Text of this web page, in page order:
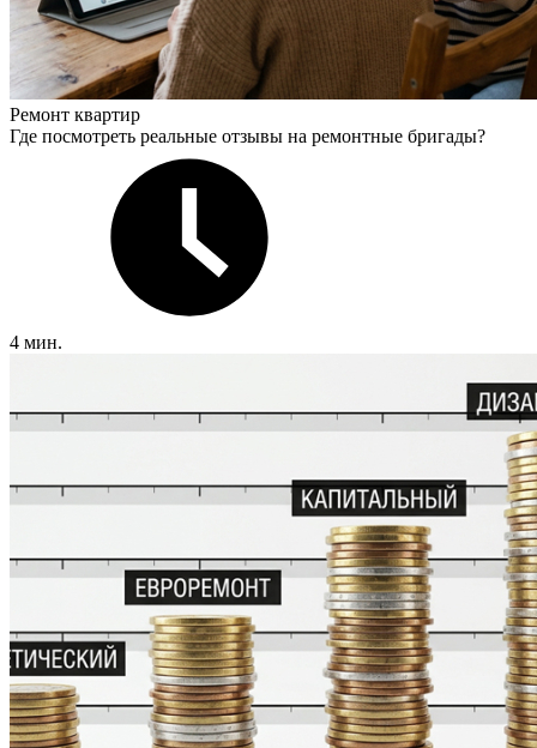
Ремонт квартир
Где посмотреть реальные отзывы на ремонтные бригады?
4 мин.